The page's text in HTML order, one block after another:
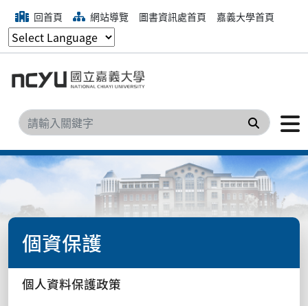
回首頁 網站導覽 圖書資訊處首頁 嘉義大學首頁
搜尋
個資保護
個人資料保護政策